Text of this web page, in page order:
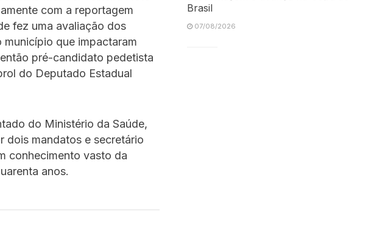
com a reportagem
fez uma avaliação dos
que impactaram
pré-candidato pedetista
do Deputado Estadual
do Ministério da Saúde,
dois mandatos e secretário
conhecimento vasto da
anos.
Brasil
07/08/2026